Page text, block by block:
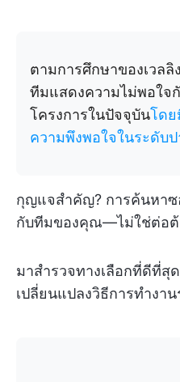
ตามการศึกษาของเวล
ทีมแสดงความไม่พอใจ
โครงการในปัจจุบันโดย
ความพึงพอใจในระดับป
กุญแจสำคัญ? การค้นหาซ
กับทีมของคุณ—ไม่ใช่ต่อ
มาสำรวจทางเลือกที่ดีที่สุ
เปลี่ยนแปลงวิธีการทำง